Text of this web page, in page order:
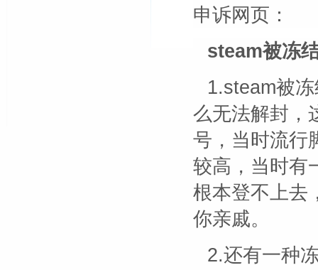
申诉网页：
steam被冻
1.steam被
么无法解封，
号，当时流行
较高，当时有
根本登不上去
你亲戚。
2.还有一种